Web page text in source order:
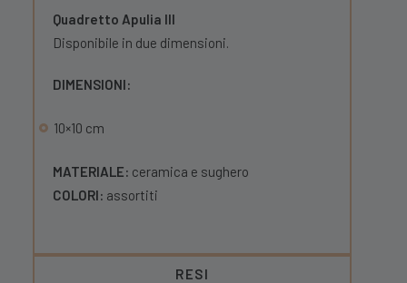
Quadretto Apulia III
Disponibile in due dimensioni.
DIMENSIONI:
10×10 cm
MATERIALE: ceramica e sughero
COLORI: assortiti
RESI